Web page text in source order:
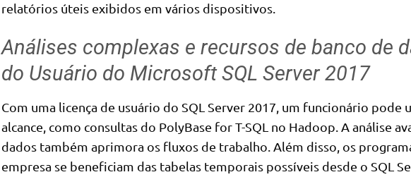
relatórios úteis exibidos em vários dispositivos.
Análises complexas e recursos de banco de
do Usuário do Microsoft SQL Server 2017
Com uma licença de usuário do SQL Server 2017, um funcionário pode
alcance, como consultas do PolyBase for T-SQL no Hadoop. A análise
dados também aprimora os fluxos de trabalho. Além disso, os
empresa se beneficiam das tabelas temporais possíveis desde o SQL